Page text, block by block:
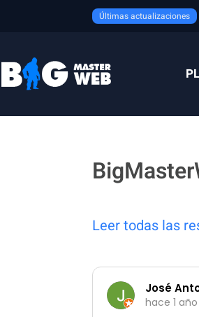
Últimas actualizaciones
Leer todas las
José
hace 1 año